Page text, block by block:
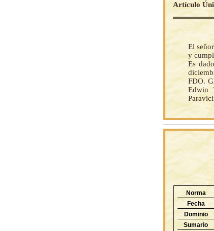
Artículo
El
y
Es
FDO.
Edwin
Norma
Fecha
Dominio
Sumario